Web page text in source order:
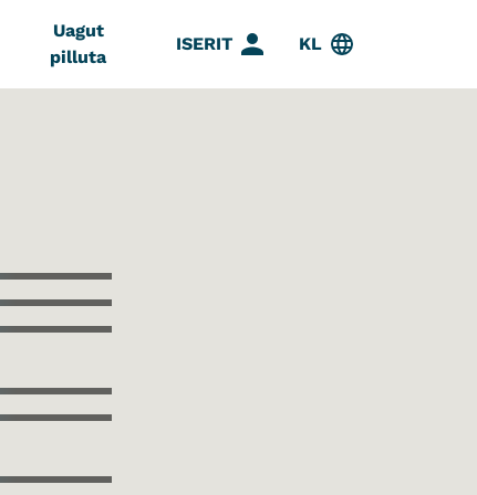
Uagut
pilluta
ISERIT KL